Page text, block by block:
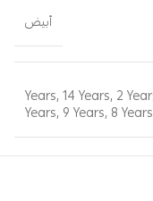
أبيض
, 14 Years, 2
Years, 9 Years, 8 Years